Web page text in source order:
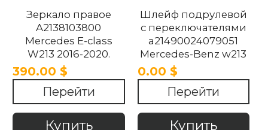
Зеркало правое
A2138103800
Mercedes E-class
W213 2016-2020.
390.00 $
Перейти
Купить
Шлейф подрулевой
с переключателями
a21490024079051
Mercedes-Benz w213
2015-2022
0.00 $
Перейти
Купить